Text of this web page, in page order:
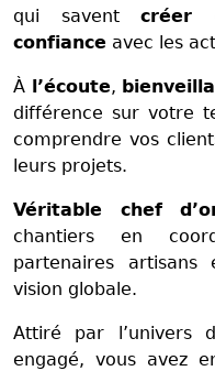
qui savent créer
confiance avec les
À l’écoute,
différence sur votre
comprendre vos
leurs projets.
Véritable chef
chantiers en
partenaires
vision globale.
Attiré par l’univers
engagé, vous avez